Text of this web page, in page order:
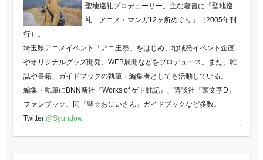
聖地巡礼プロデューサー。主な著書に『聖地巡
礼 アニメ・マンガ12ヶ所めぐり』（2005年刊
行）。
埼玉県アニメイベント「アニ玉祭」をはじめ、地域発イベント企画
やオリジナルグッズ開発、WEB展開などをプロデュース。また、雑
誌や書籍、ガイドブックの執筆・編集者としても活動している。
編集・執筆にBNN新社『Works of ゲド戦記』、講談社『頭文字D』
ファンブック、同『聖☆おにいさん』ガイドブックなど多数。
Twitter:@Syundow